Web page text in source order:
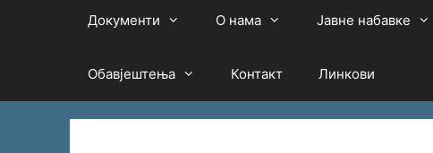
Документи О нама Јавне набавке
Обавјештења Контакт Линкови